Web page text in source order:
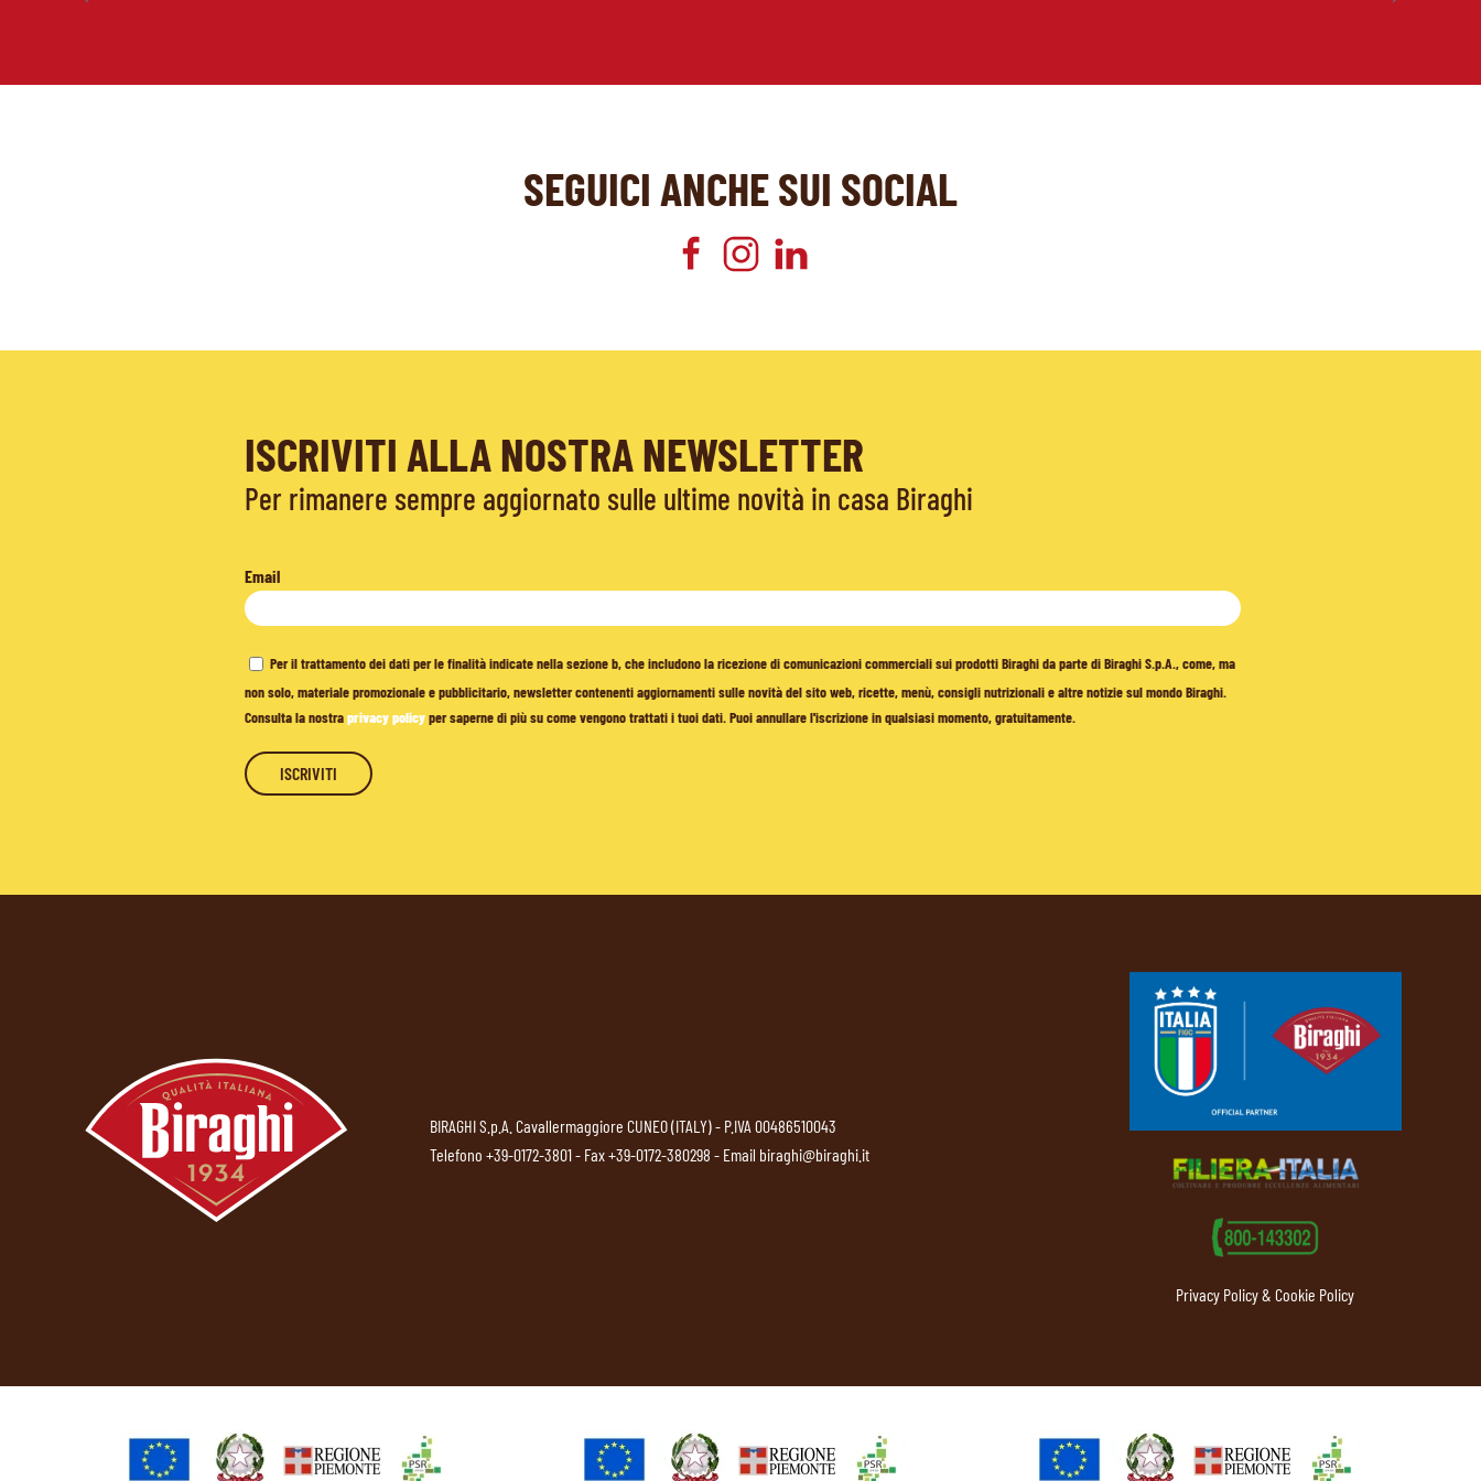
SEGUICI ANCHE SUI SOCIAL
ISCRIVITI ALLA NOSTRA NEWSLETTER
Per rimanere sempre aggiornato sulle ultime novità in casa Biraghi
Email
Per il trattamento dei dati per le finalità indicate nella sezione b, che includono la ricezione di comunicazioni commerciali sui prodotti Biraghi da parte di Biraghi S.p.A., come, ma
non solo, materiale promozionale e pubblicitario, newsletter contenenti aggiornamenti sulle novità del sito web, ricette, menù, consigli nutrizionali e altre notizie sul mondo Biraghi.
Consulta la nostraprivacy policyper saperne di più su come vengono trattati i tuoi dati. Puoi annullare l'iscrizione in qualsiasi momento, gratuitamente.
BIRAGHI S.p.A. Cavallermaggiore CUNEO (ITALY) - P.IVA 00486510043
Telefono +39-0172-3801- Fax +39-0172-380298 - Email biraghi@biraghi.it
Privacy Policy & Cookie Policy